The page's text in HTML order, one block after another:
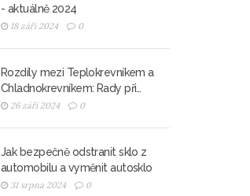
- aktuálně 2024
18 září 2024 0
Rozdíly mezi Teplokrevníkem a
Chladnokrevníkem: Rady při
výměně autoskla
26 září 2024 0
Jak bezpečně odstranit sklo z
automobilu a vyměnit autosklo
31 srpna 2024 0